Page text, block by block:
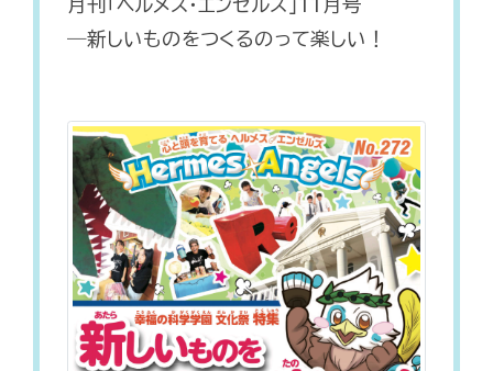
月刊「ヘルメス・エンゼルズ」11月号
―新しいものをつくるのって楽しい！